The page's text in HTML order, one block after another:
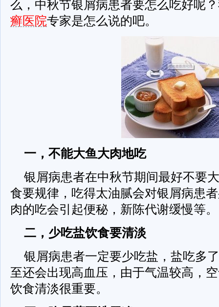
么，中秋节银屑病患者要怎么吃好呢
癣医院专家是怎么说的吧。
一，不能大鱼大肉地吃
银屑病患者在中秋节期间最好不要
食要规律，吃得太油腻会对银屑病患
肉的吃会引起便秘，新陈代谢缓慢等。
二，少吃盐饮食要清淡
银屑病患者一定要少吃盐，盐吃多
至还会出现高血压，由于气温较高，
饮食清淡很重要。